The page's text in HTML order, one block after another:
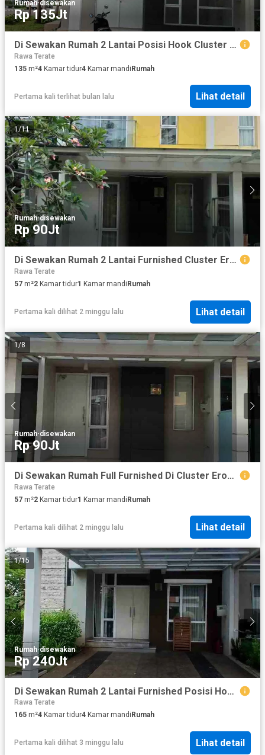
Rumah·disewakan
Rp 135Jt
Di Sewakan Rumah 2 Lantai Posisi Hook Cluster Eropa Sedayu City Kelapa Gading
Rawa Terate
135 m²4 Kamar tidur4 Kamar mandiRumah
Pertama kali terlihat bulan lalu Lihat detail
1/11
Rumah·disewakan
Rp 90Jt
Di Sewakan Rumah 2 Lantai Furnished Cluster Eropa Sedayu City Kelapa Gading
Rawa Terate
57 m²2 Kamar tidur1 Kamar mandi Rumah
Pertama kali dilihat 2 minggu lalu Lihat detail
1 /8
Rumah·disewakan
Rp 90Jt
Di Sewakan Rumah Full Furnished Di Cluster Eropa Sedayu City Kelapa Gading
Rawa Terate
57 m²2 Kamar tidur1 Kamar mandiRumah
Pertama kali dilihat 2 minggu lalu Lihat detail
1/15
Rumah·disewakan
Rp 240Jt
Di Sewakan Rumah 2 Lantai Furnished Posisi Hook Cluster Eropa Sedayu City Kelapa Gading
Rawa Terate
165 m²4 Kamar tidur4 Kamar mandi Rumah
Pertama kali dilihat 3 minggu lalu Lihat detail